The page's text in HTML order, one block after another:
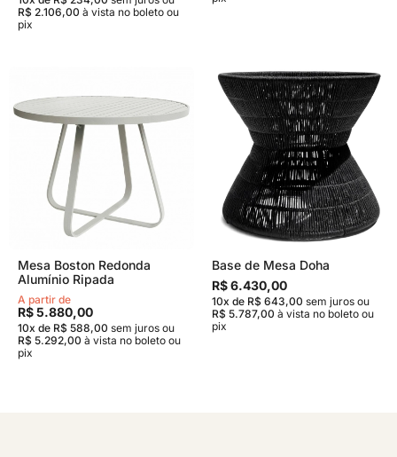
R$ 2.106,00 à vista no boleto ou
pix
Mesa Boston Redonda
Alumínio Ripada
A partir de
R$ 5.880,00
10x de R$ 588,00 sem juros ou
R$ 5.292,00 à vista no boleto ou
pix
Base de Mesa Doha
R$ 6.430,00
10x de R$ 643,00 sem juros ou
R$ 5.787,00 à vista no boleto ou
pix